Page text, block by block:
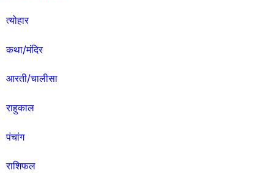
त्योहार
कथा/मंदिर
आरती/चालीसा
राहुकाल
पंचांग
राशिफल